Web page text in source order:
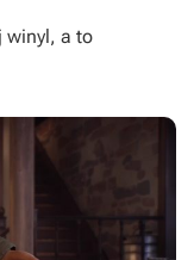
winyl, a to